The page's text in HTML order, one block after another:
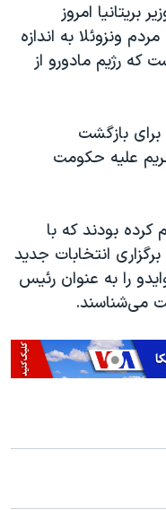
امروز
مردم ونزوئلا به اندازه
که رژیم مادورو از
برای بازگشت
علیه حکومت
کرده بودند که با
انتخابات جدید
را به عنوان رئیس
می‌شناسند.